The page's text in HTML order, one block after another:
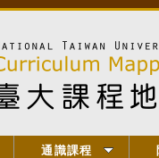
通識課程